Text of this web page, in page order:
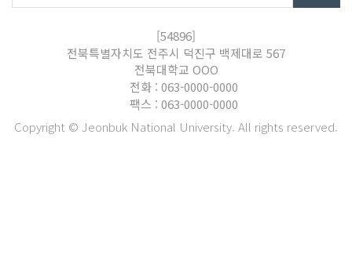
[54896]
전북특별자치도 전주시 덕진구 백제대로 567
전북대학교 OOO
전화 : 063-0000-0000
팩스 : 063-0000-0000
Copyright © Jeonbuk National University. All rights reserved.